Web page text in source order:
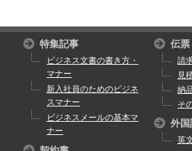
特集記事
ビジネス文書の書き方・
マナー
新入社員のためのビジネ
スマナー
ビジネスメールの基本マ
ナー
伝票
請
見
納
そ
外国
英